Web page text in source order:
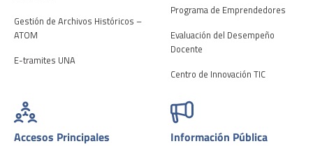
Gestión de Archivos Históricos –
ATOM
E-tramites UNA
Programa de Emprendedores
Evaluación del Desempeño
Docente
Centro de Innovación TIC
Accesos Principales Información Pública